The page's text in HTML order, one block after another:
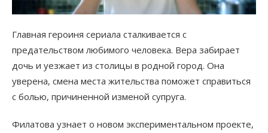
Главная героиня сериала сталкивается с
предательством любимого человека. Вера забирает
дочь и уезжает из столицы в родной город. Она
уверена, смена места жительства поможет справиться
с болью, причиненной изменой супруга.
Филатова узнает о новом экспериментальном проекте,